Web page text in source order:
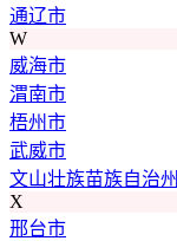
通辽市
W
威海市
渭南市
梧州市
武威市
文山壮族苗族自治州
X
邢台市